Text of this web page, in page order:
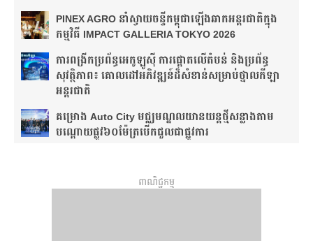
PINEX AGRO នាំ​ស្វាយចន្ទី​កម្ពុជា​ឡើង​ឆាក​អន្តរជាតិ​​ក្នុង​
កម្មវិធី​ IMPACT GALLERIA TOKYO 2026
ការពង្រីកប្រព័ន្ធអេកូឡូស៊ី ការផ្តោតលើតំបន់ និងប្រព័ន្ធ
សុវត្ថិភាព៖ គោលដៅអភិវឌ្ឍន៍ដ៏សំខាន់សម្រាប់ថ្នាលកីឡា
អន្តរជាតិ
គម្រោង Auto City មជ្ឈមណ្ឌលយានយន្តថ្មីសន្លាង​តាម
បណ្តោយផ្លូវ​​៦០ម៉ែត្រ​បើកជួលជាផ្លូវការ
ពាណិជ្ជកម្ម